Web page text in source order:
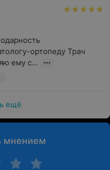
ортопеду Трач
ему с...
ещё
мнением